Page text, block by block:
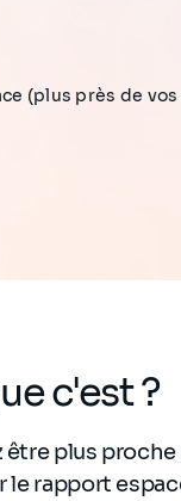
(plus près de vos
c'est ?
plus
rapport